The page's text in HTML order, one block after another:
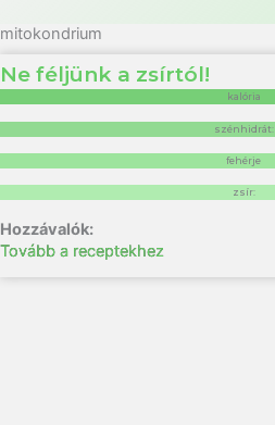
mitokondrium
Ne féljünk a zsírtól!
kalória
szénhidrát:
fehérje
zsír:
Tovább a receptekhez